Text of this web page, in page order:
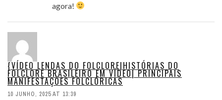
agora!
{VÍDEO LENDAS DO FOLCLORE|HISTÓRIAS DO
FOLCLORE BRASILEIRO EM VÍDEO| PRINCIPAIS
MANIFESTAÇÕES FOLCLÓRICAS
10 JUNHO, 2025 AT 13:39